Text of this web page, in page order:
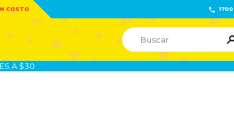
COSTO 
A $30